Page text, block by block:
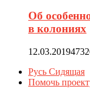
Об
в колониях
12.03.2019
Русь Сидящая
Помочь